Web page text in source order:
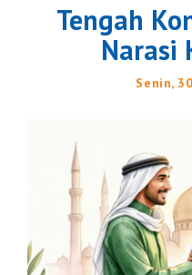
Tengah
Narasi
Senin,